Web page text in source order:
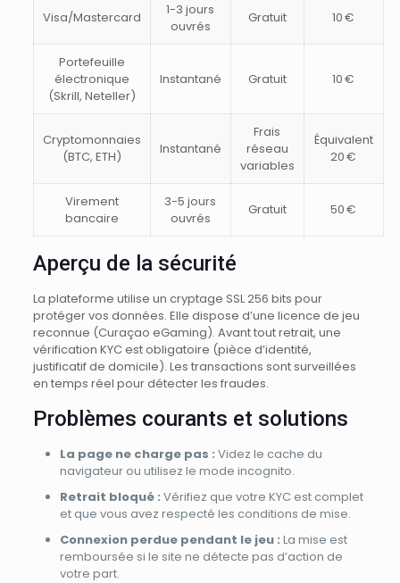
Visa/Mastercard
1-3 jours
ouvrés
Gratuit 10 €
Portefeuille
électronique
(Skrill, Neteller)
Instantané Gratuit 10 €
Cryptomonnaies
(BTC, ETH)
Instantané
Frais
réseau
variables
Équivalent
20 €
Virement
bancaire
3-5 jours
ouvrés
Gratuit 50 €
Aperçu de la sécurité
La plateforme utilise un cryptage SSL 256 bits pour
protéger vos données. Elle dispose d’une licence de jeu
reconnue (Curaçao eGaming). Avant tout retrait, une
vérification KYC est obligatoire (pièce d’identité,
justificatif de domicile). Les transactions sont surveillées
en temps réel pour détecter les fraudes.
Problèmes courants et solutions
La page ne charge pas : Videz le cache du
navigateur ou utilisez le mode incognito.
Retrait bloqué : Vérifiez que votre KYC est complet
et que vous avez respecté les conditions de mise.
Connexion perdue pendant le jeu : La mise est
remboursée si le site ne détecte pas d’action de
votre part.